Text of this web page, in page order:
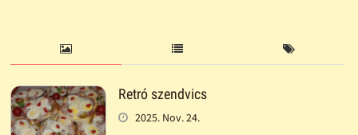
Retró szendvics
2025. Nov. 24.